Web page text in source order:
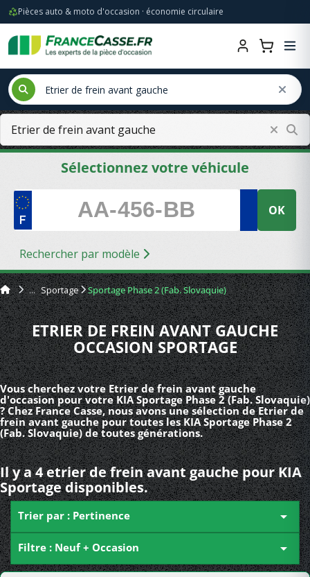
Pièces auto & moto d'occasion · économie circulaire
Sélectionnez votre véhicule
OK
Rechercher par modèle
Sportage Sportage Phase 2 (Fab. Slovaquie)
ETRIER DE FREIN AVANT GAUCHE
OCCASION SPORTAGE
Vous cherchez votre Etrier de frein avant gauche
d'occasion pour votre KIA Sportage Phase 2 (Fab. Slovaquie)
? Chez France Casse, nous avons une sélection de Etrier de
frein avant gauche pour toutes les KIA Sportage Phase 2
(Fab. Slovaquie) de toutes générations.
Il y a 4 etrier de frein avant gauche pour KIA
Sportage disponibles.
Trier par : Pertinence 
Filtre : Neuf + Occasion 